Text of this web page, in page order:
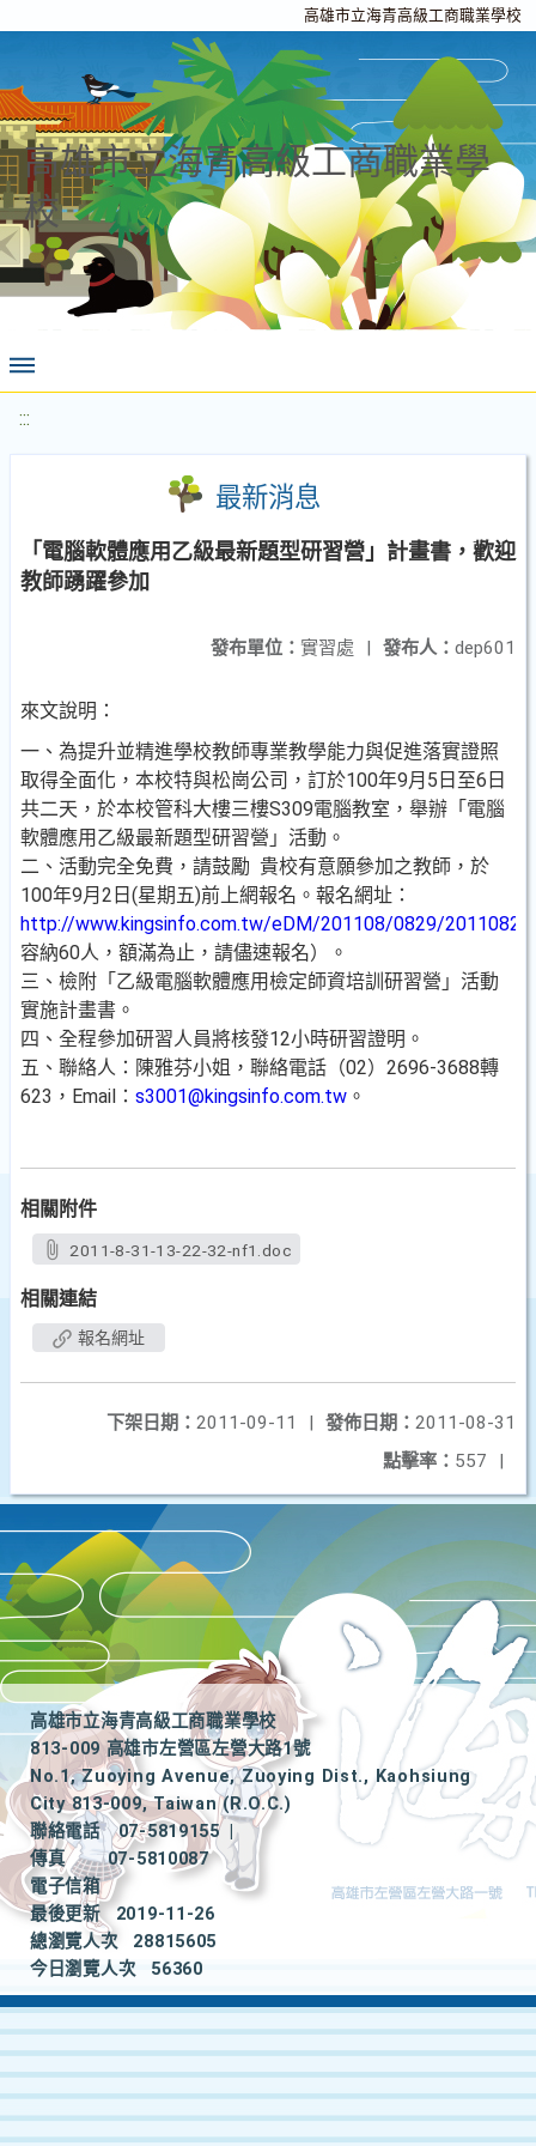
高雄市立海青高級工商職業學校
高雄市立海青高級工商職業學
校
:::
最新消息
「電腦軟體應用乙級最新題型研習營」計畫書，歡迎
教師踴躍參加
發布人： dep601
發布單位： 實習處 |
來文說明：
一、為提升並精進學校教師專業教學能力與促進落實證照
取得全面化，本校特與松崗公司，訂於100年9月5日至6日
共二天，於本校管科大樓三樓S309電腦教室，舉辦「電腦
軟體應用乙級最新題型研習營」活動。
二、活動完全免費，請鼓勵 貴校有意願參加之教師，於
100年9月2日(星期五)前上網報名。報名網址：
http://www.kingsinfo.com.tw/eDM/201108/0829/
容納60人，額滿為止，請儘速報名）。
三、檢附「乙級電腦軟體應用檢定師資培訓研習營」活動
實施計畫書。
四、全程參加研習人員將核發12小時研習證明。
五、聯絡人：陳雅芬小姐，聯絡電話（02）2696-3688轉
623，Email： s3001@kingsinfo.com.tw 。
相關附件
2011-8-31-13-22-32-nf1.doc
相關連結
報名網址
發佈日期： 2011-08-31
下架日期： 2011-09-11
|
點擊率： 557 |
高雄市立海青高級工商職業學校
813-009 高雄市左營區左營大路1號
No.1, Zuoying Avenue, Zuoying Dist., Kaohsiung
City 813-009, Taiwan (R.O.C.)
聯絡電話
07-5819155
|
傳真
07-5810087
電子信箱
最後更新
2019-11-26
總瀏覽人次
28815605
今日瀏覽人次
56360